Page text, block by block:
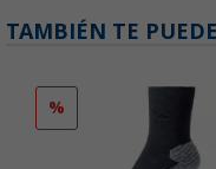
TAMBIÉN TE
%